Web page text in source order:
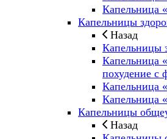
Капельница
Капельницы
Назад
Капельницы
Капельница
похудение с
Капельница
Капельница
Капельницы
Назад